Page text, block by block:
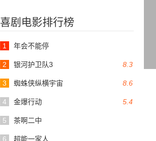
喜剧电影排行榜
1 年会不能停
8.3
2 银河护卫队3
8.6
3 蜘蛛侠纵横宇宙
5.4
4 金爆行动
5 茶啊二中
6 超能一家人